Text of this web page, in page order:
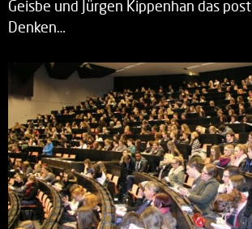
Geisbe und Jürgen Kippenhan das
Denken…